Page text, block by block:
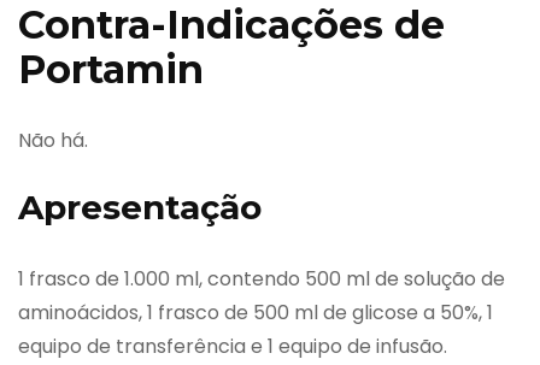
Contra-Indicações de
Portamin
Não há.
Apresentação
1 frasco de 1.000 ml, contendo 500 ml de solução de
aminoácidos, 1 frasco de 500 ml de glicose a 50%, 1
equipo de transferência e 1 equipo de infusão.